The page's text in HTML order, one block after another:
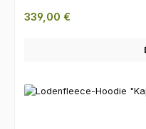
Regulärer Preis:
339,00 €